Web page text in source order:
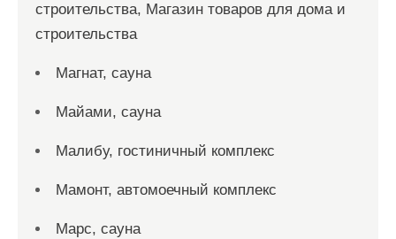
строительства, Магазин товаров для дома и
строительства
Магнат, сауна
Майами, сауна
Малибу, гостиничный комплекс
Мамонт, автомоечный комплекс
Марс, сауна